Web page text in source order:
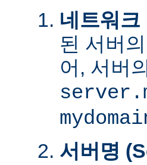
네트워
된 서버
어, 서버
서버명